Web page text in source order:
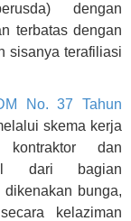
dengan
terbatas dengan
sisanya terafiliasi
No. 37 Tahun
skema kerja
dan
dari bagian
bunga,
kelaziman